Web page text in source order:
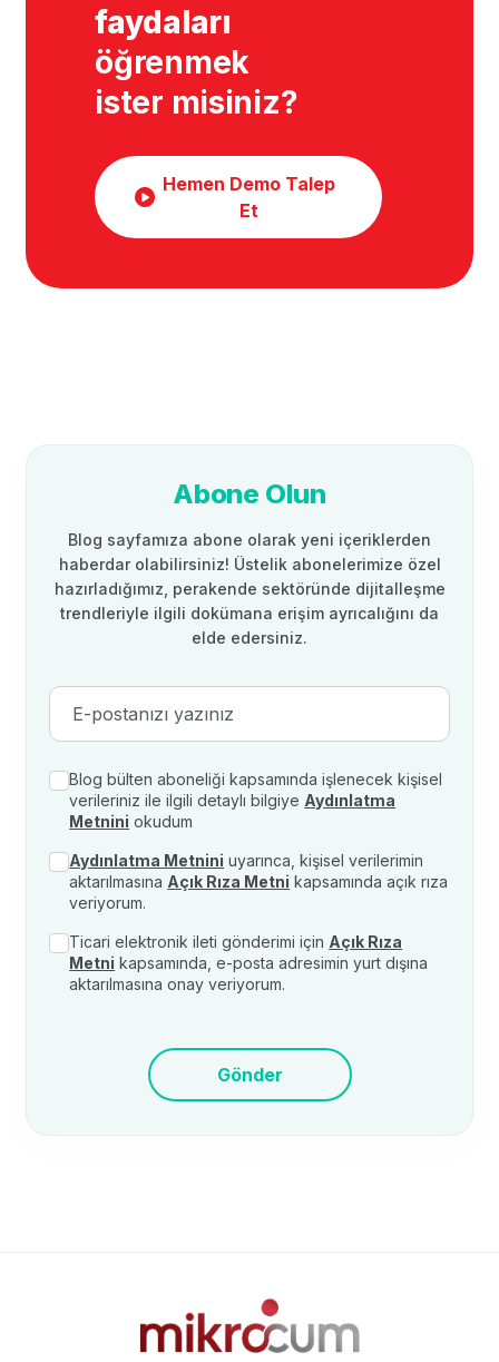
faydaları
öğrenmek
ister misiniz?
Hemen Demo Talep
Et
Abone Olun
Blog sayfamıza abone olarak yeni içeriklerden
haberdar olabilirsiniz! Üstelik abonelerimize özel
hazırladığımız, perakende sektöründe dijitalleşme
trendleriyle ilgili dokümana erişim ayrıcalığını da
elde edersiniz.
Blog bülten aboneliği kapsamında işlenecek kişisel
verileriniz ile ilgili detaylı bilgiye Aydınlatma
Metnini okudum
Aydınlatma Metnini uyarınca, kişisel verilerimin
aktarılmasına Açık Rıza Metni kapsamında açık rıza
veriyorum.
Ticari elektronik ileti gönderimi için Açık Rıza
Metni kapsamında, e-posta adresimin yurt dışına
aktarılmasına onay veriyorum.
Gönder